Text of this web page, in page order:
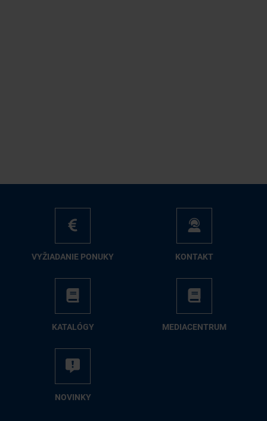
VY­ŽIA­DA­NIE PO­NU­KY KON­TAKT
KA­TA­LÓ­GY ME­DIA­CEN­TRUM
NO­VIN­KY